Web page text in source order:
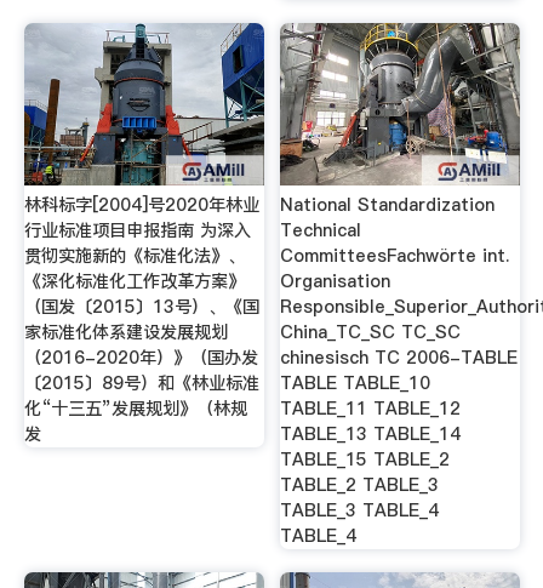
林科标字[2004]号2020年林业
行业标准项目申报指南 为深入
贯彻实施新的《标准化法》、
《深化标准化工作改革方案》
（国发〔2015〕13号）、《国
家标准化体系建设发展规划
（2016-2020年）》（国办发
〔2015〕89号）和《林业标准
化“十三五”发展规划》（林规
发
National Standardization
Technical
CommitteesFachwörte int.
Organisation
China_TC_SC TC_SC
chinesisch TC 2006-TABLE
TABLE TABLE_10
TABLE_11 TABLE_12
TABLE_13 TABLE_14
TABLE_15 TABLE_2
TABLE_2 TABLE_3
TABLE_3 TABLE_4
TABLE_4